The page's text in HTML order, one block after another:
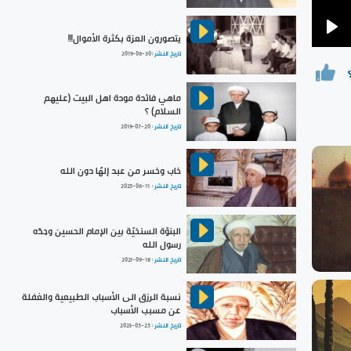
يتصورون العزة بكثرة الأموال!!!
تاريخ النشر :2019-06-30
ماهي فائدة مودة اهل البيت (عليهم
السلام) ؟
تاريخ النشر :2019-07-20
خاب وخسر من عبد إلهًا دون الله
تاريخ النشر : 2025-06-11
البنوّة السنخيّة بين الإمام الحسين وجدّه
رسول الله
تاريخ النشر :2021-09-18
نسبة الرزق الى الأسباب الطبيعية والغفلة
عن مسبب الأسباب
تاريخ النشر :2023-05-25